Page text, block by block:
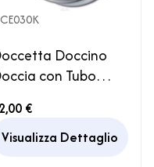
Doccino
con Tubo
Caravan
€
Visualizza Dettaglio